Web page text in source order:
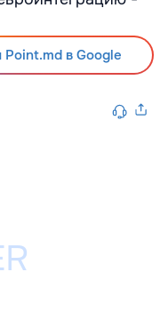
Point.md в Google